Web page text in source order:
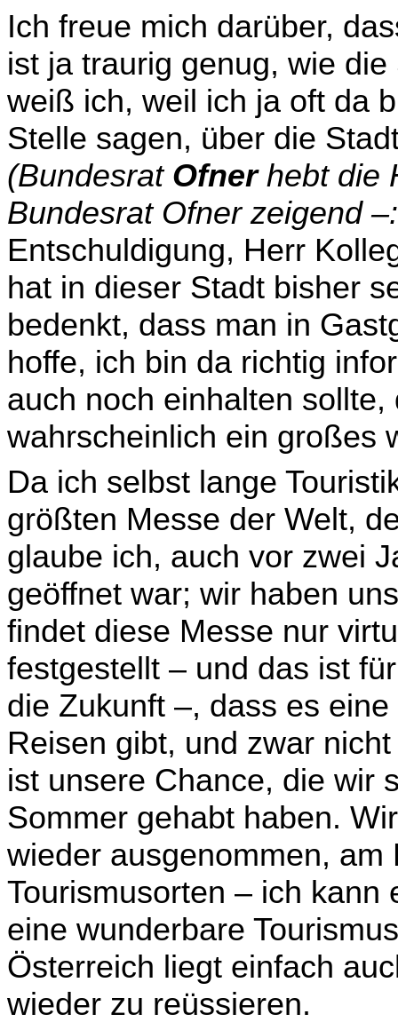
Ich freue mich darüber,
ist ja traurig genug, wie
weiß ich, weil ich ja oft da
Stelle sagen, über die
(Bundesrat Ofnerhebt die
Bundesrat Ofner zeigend
Entschuldigung, Herr
hat in dieser Stadt bisher
bedenkt, dass man in
hoffe, ich bin da richtig
auch noch einhalten
wahrscheinlich ein großes
Da ich selbst lange
größten Messe der Welt,
glaube ich, auch vor zwei
geöffnet war; wir haben
findet diese Messe nur
festgestellt – und das ist
die Zukunft –, dass es
Reisen gibt, und zwar
ist unsere Chance, die wir
Sommer gehabt haben.
wieder ausgenommen, am
Tourismusorten – ich kann
eine wunderbare
Österreich liegt einfach
wieder zu reüssieren.